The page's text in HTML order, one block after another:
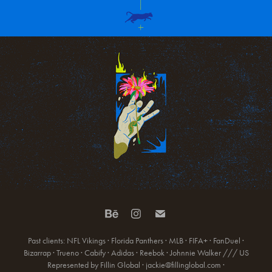
Past clients: NFL Vikings · Florida Panthers · MLB · FIFA+ · FanDuel ·
Bizarrap · Trueno · Cabify · Adidas · Reebok · Johnnie Walker /// US
Represented by Fillin Global · jackie@fillinglobal.com ·